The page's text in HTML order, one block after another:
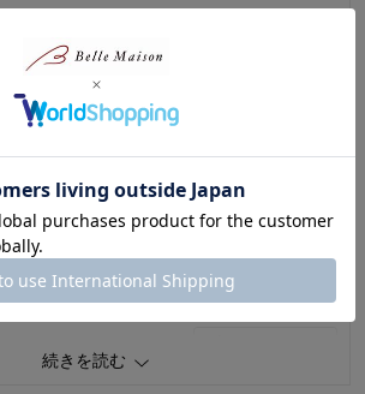
人が参考になりました
品質
4.0
イント： 保存が利く
購入用途： ご自宅用
ても美味しい。と紹介していたので購入。
くは食べませんが、美味しそうです。
続きを読む